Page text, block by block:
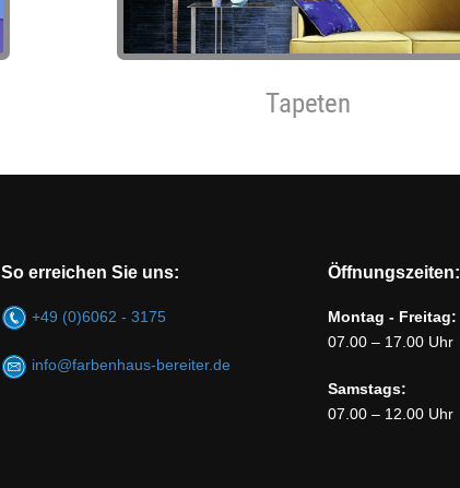
Tapeten
So erreichen Sie uns:
+49 (0)6062 - 3175
info@farbenhaus-bereiter.de
Öffnungszeiten:
Montag - Freitag:
07.00 – 17.00 Uhr
Samstags:
07.00 – 12.00 Uhr